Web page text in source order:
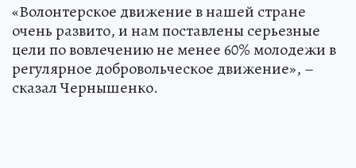
«Волонтерское движение в нашей стране
очень развито, и нам поставлены серьезные
цели по вовлечению не менее 60% молодежи в
регулярное добровольческое движение», –
сказал Чернышенко.